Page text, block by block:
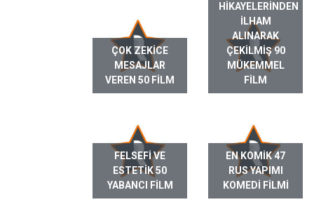
ÇOK ZEKICE
MESAJLAR
VEREN 50 FILM
HIKAYELERINDEN
ILHAM
ALINARAK
ÇEKILMIŞ 90
MÜKEMMEL
FILM
FELSEFI VE
ESTETIK 50
YABANCI FILM
EN KOMIK 47
RUS YAPIMI
KOMEDI FILMI